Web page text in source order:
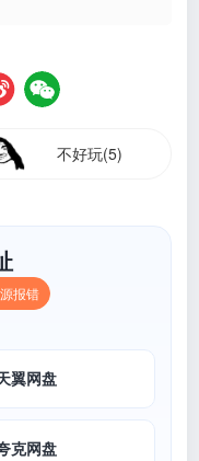
不好玩(5)
报错
翼网盘
克网盘